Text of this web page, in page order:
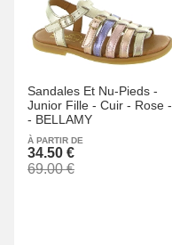
Sandales Et Nu-Pieds -
Junior Fille - Cuir - Rose -
- BELLAMY
À PARTIR DE
34.50 €
69.00 €